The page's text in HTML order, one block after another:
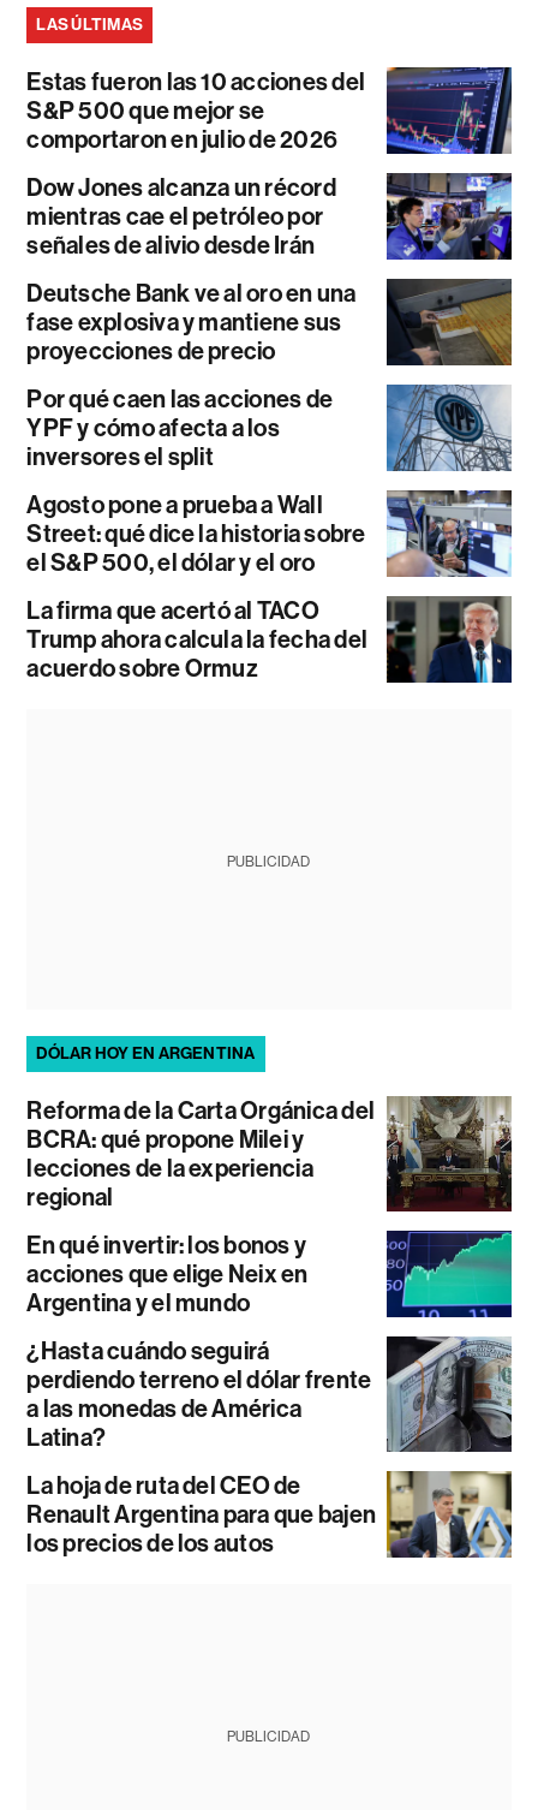
LAS ÚLTIMAS
Estas fueron las 10 acciones del
S&P 500 que mejor se
comportaron en julio de 2026
Dow Jones alcanza un récord
mientras cae el petróleo por
señales de alivio desde Irán
Deutsche Bank ve al oro en una
fase explosiva y mantiene sus
proyecciones de precio
Por qué caen las acciones de
YPF y cómo afecta a los
inversores el split
Agosto pone a prueba a Wall
Street: qué dice la historia sobre
el S&P 500, el dólar y el oro
La firma que acertó al TACO
Trump ahora calcula la fecha del
acuerdo sobre Ormuz
PUBLICIDAD
DÓLAR HOY EN ARGENTINA
Reforma de la Carta Orgánica del
BCRA: qué propone Milei y
lecciones de la experiencia
regional
En qué invertir: los bonos y
acciones que elige Neix en
Argentina y el mundo
¿Hasta cuándo seguirá
perdiendo terreno el dólar frente
a las monedas de América
Latina?
La hoja de ruta del CEO de
Renault Argentina para que bajen
los precios de los autos
PUBLICIDAD